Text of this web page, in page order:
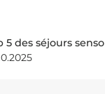
5 des séjours